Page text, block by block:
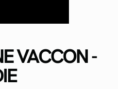
VACCON -